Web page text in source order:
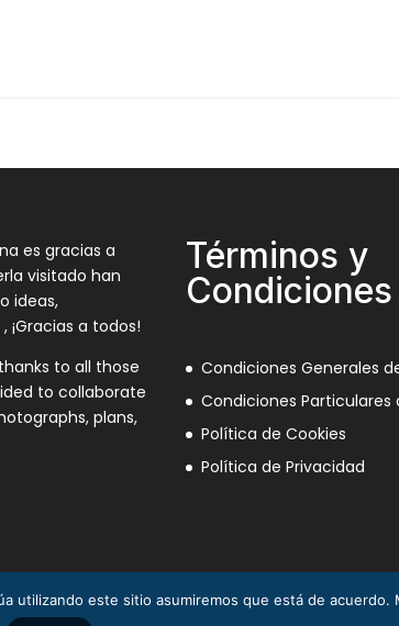
es gracias a
visitado han
ideas,
a todos!
to all those
to collaborate
plans,
Términos y
Condiciones
Condiciones Generales
Condiciones Particulares
Política de Cookies
Política de Privacidad
utilizando este sitio asumiremos que está de acuerdo.